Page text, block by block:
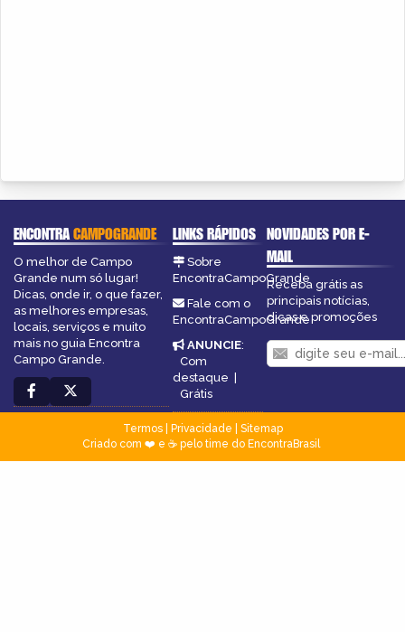
ENCONTRACAMPOGRANDE
O melhor de Campo
Grande num só lugar!
Dicas, onde ir, o que fazer,
as melhores empresas,
locais, serviços e muito
mais no guia Encontra
Campo Grande.
LINKS RÁPIDOS
Sobre
EncontraCampoGrande
Fale com o
EncontraCampoGrande
ANUNCIE:
Com
destaque |
Grátis
NOVIDADES POR E-
MAIL
Receba grátis as
principais notícias,
dicas e promoções
Termos| Privacidade
Sitemap
Criado com ❤️ e ☕ pelo time do EncontraBrasil